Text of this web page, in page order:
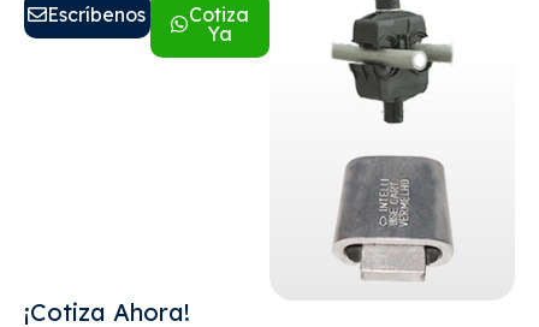
Escríbenos
Cotiza
Ya
¡Cotiza Ahora!